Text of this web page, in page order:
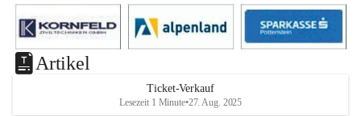
Artikel
Ticket-Verkauf
Lesezeit 1 Minute•27. Aug. 2025